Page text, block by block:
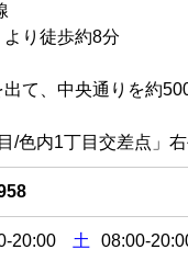
より徒歩約8分
出て、中央通りを約
-20:00 土 08:00-